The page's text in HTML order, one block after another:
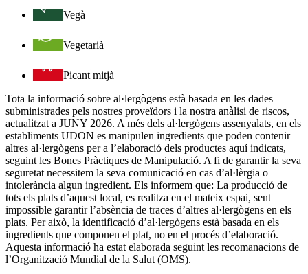
Vegà
Vegetarià
Picant mitjà
Tota la informació sobre al·lergògens està basada en les dades
subministrades pels nostres proveïdors i la nostra anàlisi de riscos,
actualitzat a JUNY 2026. A més dels al·lergògens assenyalats, en els
establiments UDON es manipulen ingredients que poden contenir
altres al·lergògens per a l’elaboració dels productes aquí indicats,
seguint les Bones Pràctiques de Manipulació. A fi de garantir la seva
seguretat necessitem la seva comunicació en cas d’al·lèrgia o
intolerància algun ingredient. Els informem que: La producció de
tots els plats d’aquest local, es realitza en el mateix espai, sent
impossible garantir l’absència de traces d’altres al·lergògens en els
plats. Per això, la identificació d’al·lergògens està basada en els
ingredients que componen el plat, no en el procés d’elaboració.
Aquesta informació ha estat elaborada seguint les recomanacions de
l’Organització Mundial de la Salut (OMS).